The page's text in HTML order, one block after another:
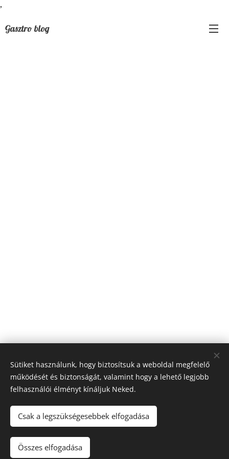
,
Gasztro blog
A blogban megjelenő tartalomra (receptek, írások, fotók, stb.)
a szerzői jogról szóló 2016. évi XCIII. törvény
vonatkozik.Kérem, hogy felhasználásához kérjen engedélyt!
Sütiket használunk, hogy biztosítsuk a weboldal megfelelő
működését és biztonságát, valamint hogy a lehető legjobb
felhasználói élményt kínáljuk Neked.
Csak a legszükségesebbek elfogadása
Összes elfogadása